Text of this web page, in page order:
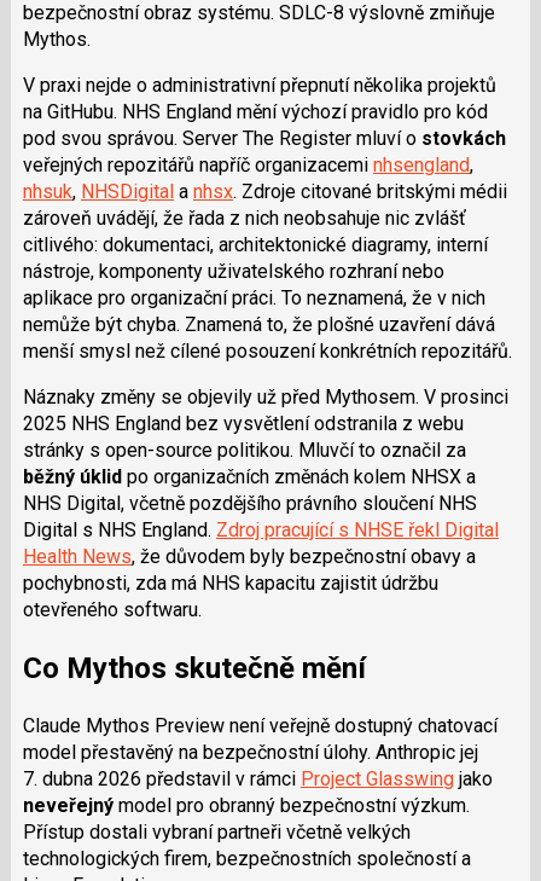
bezpečnostní obraz systému. SDLC-8 výslovně zmiňuje
Mythos.
V praxi nejde o administrativní přepnutí několika projektů
na GitHubu. NHS England mění výchozí pravidlo pro kód
pod svou správou. Server The Register mluví o stovkách
veřejných repozitářů napříč organizacemi nhsengland,
nhsuk, NHSDigitala nhsx. Zdroje citované britskými médii
zároveň uvádějí, že řada z nich neobsahuje nic zvlášť
citlivého: dokumentaci, architektonické diagramy, interní
nástroje, komponenty uživatelského rozhraní nebo
aplikace pro organizační práci. To neznamená, že v nich
nemůže být chyba. Znamená to, že plošné uzavření dává
menší smysl než cílené posouzení konkrétních repozitářů.
Náznaky změny se objevily už před Mythosem. V prosinci
2025 NHS England bez vysvětlení odstranila z webu
stránky s open-source politikou. Mluvčí to označil za
běžný úklidpo organizačních změnách kolem NHSX a
NHS Digital, včetně pozdějšího právního sloučení NHS
Digital s NHS England. Zdroj pracující s NHSE řekl Digital
Health News, že důvodem byly bezpečnostní obavy a
pochybnosti, zda má NHS kapacitu zajistit údržbu
otevřeného softwaru.
Co Mythos skutečně mění
Claude Mythos Preview není veřejně dostupný chatovací
model přestavěný na bezpečnostní úlohy. Anthropic jej
7. dubna 2026 představil v rámci Project Glasswingjako
neveřejnýmodel pro obranný bezpečnostní výzkum.
Přístup dostali vybraní partneři včetně velkých
technologických firem, bezpečnostních společností a